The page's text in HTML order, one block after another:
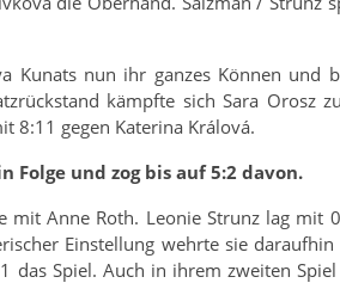
Kunats nun ihr ganzes Können und
kämpfte sich Sara Orosz
8:11 gegen Katerina Králová.
Folge und zog bis auf 5:2 davon.
Anne Roth. Leonie Strunz lag mit
Einstellung wehrte sie daraufhin
das Spiel. Auch in ihrem zweiten